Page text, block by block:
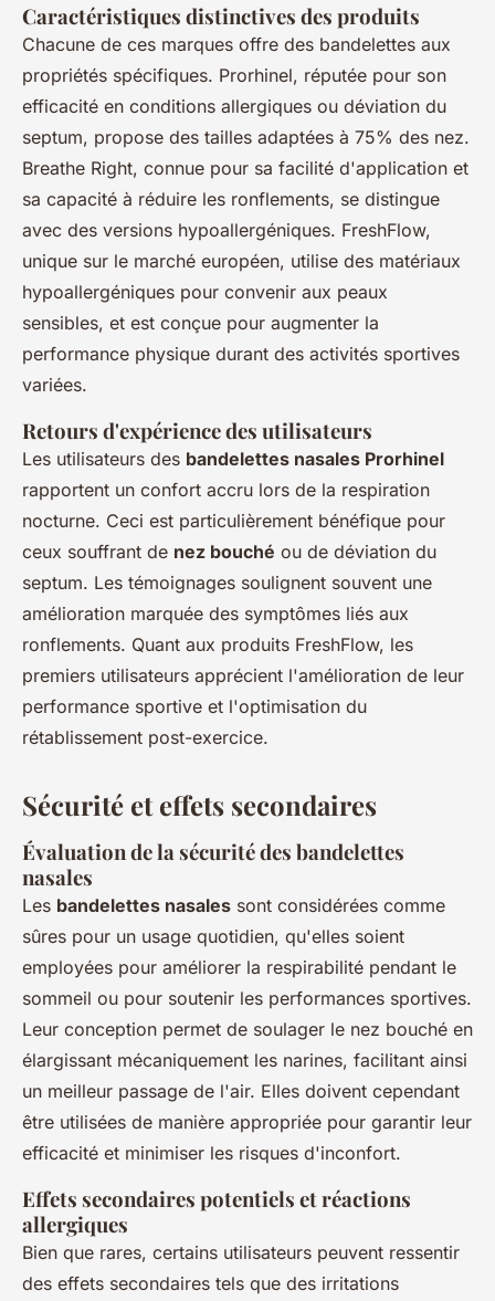
Caractéristiques distinctives des produits
Chacune de ces marques offre des bandelettes aux
propriétés spécifiques. Prorhinel, réputée pour son
efficacité en conditions allergiques ou déviation du
septum, propose des tailles adaptées à 75% des nez.
Breathe Right, connue pour sa facilité d'application et
sa capacité à réduire les ronflements, se distingue
avec des versions hypoallergéniques. FreshFlow,
unique sur le marché européen, utilise des matériaux
hypoallergéniques pour convenir aux peaux
sensibles, et est conçue pour augmenter la
performance physique durant des activités sportives
variées.
Retours d'expérience des utilisateurs
Les utilisateurs des bandelettes nasales Prorhinel
rapportent un confort accru lors de la respiration
nocturne. Ceci est particulièrement bénéfique pour
ceux souffrant de nez bouché ou de déviation du
septum. Les témoignages soulignent souvent une
amélioration marquée des symptômes liés aux
ronflements. Quant aux produits FreshFlow, les
premiers utilisateurs apprécient l'amélioration de leur
performance sportive et l'optimisation du
rétablissement post-exercice.
Sécurité et effets secondaires
Évaluation de la sécurité des bandelettes
nasales
Les bandelettes nasales sont considérées comme
sûres pour un usage quotidien, qu'elles soient
employées pour améliorer la respirabilité pendant le
sommeil ou pour soutenir les performances sportives.
Leur conception permet de soulager le nez bouché en
élargissant mécaniquement les narines, facilitant ainsi
un meilleur passage de l'air. Elles doivent cependant
être utilisées de manière appropriée pour garantir leur
efficacité et minimiser les risques d'inconfort.
Effets secondaires potentiels et réactions
allergiques
Bien que rares, certains utilisateurs peuvent ressentir
des effets secondaires tels que des irritations